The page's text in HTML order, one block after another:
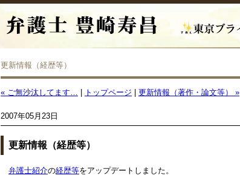
更新情報（経歴等）
« ご無沙汰してます… トップページ 更新情報（著作・論文等） »
2007年05月23日
更新情報（経歴等）
弁護士紹介の経歴等をアップデートしました。